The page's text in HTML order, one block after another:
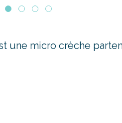
une micro crèche